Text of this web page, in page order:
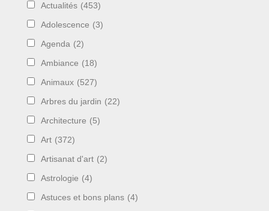
Actualités (453)
Adolescence (3)
Agenda (2)
Ambiance (18)
Animaux (527)
Arbres du jardin (22)
Architecture (5)
Art (372)
Artisanat d'art (2)
Astrologie (4)
Astuces et bons plans (4)